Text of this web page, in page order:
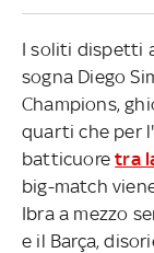
I soliti dispetti
sogna Diego
Champions,
quarti che per
batticuoretra
big-match
Ibra a mezzo
e il Barça,